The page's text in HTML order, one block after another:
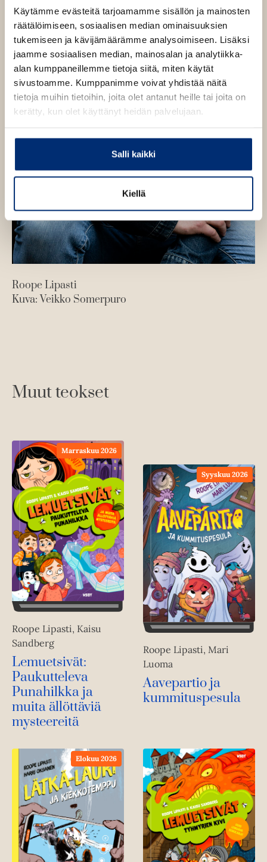
Käytämme evästeitä tarjoamamme sisällön ja mainosten
räätälöimiseen, sosiaalisen median ominaisuuksien
tukemiseen ja kävijämäärämme analysoimiseen. Lisäksi
jaamme sosiaalisen median, mainosalan ja analytiikka-
alan kumppaneillemme tietoja siitä, miten käytät
sivustoamme. Kumppanimme voivat yhdistää näitä
tietoja muihin tietoihin, joita olet antanut heille tai joita on
kerätty, kun olet käyttänyt heidän palvelujaan.
Salli kaikki
Kiellä
e
n
Roope Lipasti
Kuva: Veikko Somerpuro
Muut teokset
Marraskuu 2026
Roope Lipasti, Kaisu
Sandberg
Lemuetsivät:
Paukutteleva
Punahilkka ja
muita ällöttäviä
mysteereitä
Syyskuu 2026
Roope Lipasti, Mari
Luoma
Aavepartio ja
kummituspesula
Elokuu 2026